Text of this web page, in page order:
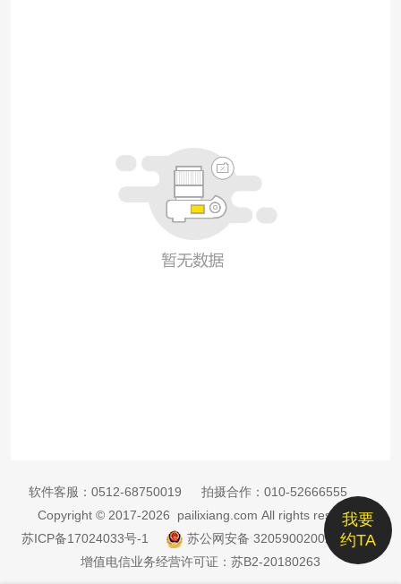
我要
约TA
软件客服： 0512-68750019 拍摄合作： 010-52666555
Copyright © 2017-2026 pailixiang.com All rights reserved
苏ICP备17024033号-1
苏公网安备 32059002002885号
增值电信业务经营许可证：苏B2-20180263